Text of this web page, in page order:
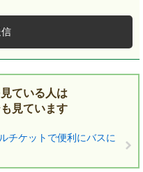
信
ている人は
見ています
チケットで便利にバスに